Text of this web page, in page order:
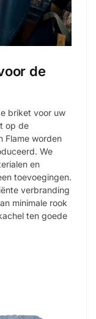
de
briket voor uw
op de
Flame worden
We
en
toevoegingen.
verbranding
minimale rook
ten goede